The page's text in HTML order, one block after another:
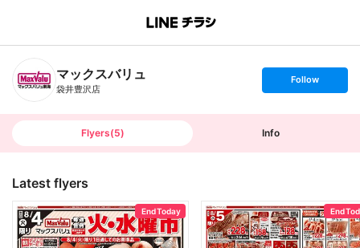
B
n
T
マックスバリュ
袋井豊沢店
s
t
o
Follow
Flyers(5) Info
Latest flyers
End Today End